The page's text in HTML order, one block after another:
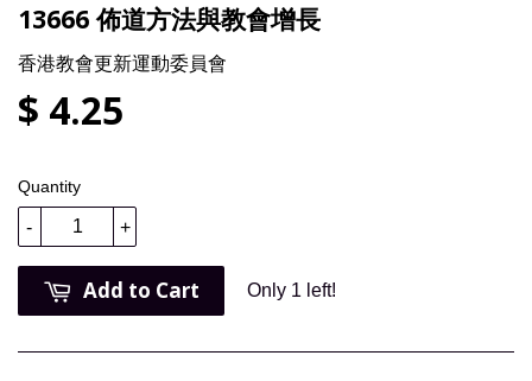
13666 佈道方法與教會增長
香港教會更新運動委員會
$ 4.25
Quantity
+
-
Add to Cart Only 1 left!